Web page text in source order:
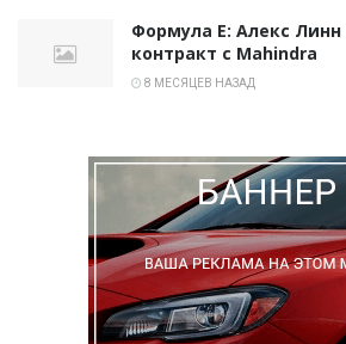
Формула E: Алекс
контракт с Mahindra
8 МЕСЯЦЕВ НАЗАД